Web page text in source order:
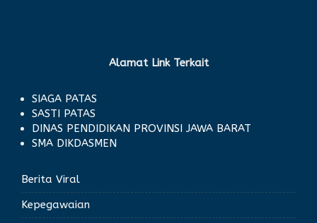
Alamat Link Terkait
SIAGA PATAS
SASTI PATAS
DINAS PENDIDIKAN PROVINSI JAWA BARAT
SMA DIKDASMEN
Berita Viral
Kepegawaian